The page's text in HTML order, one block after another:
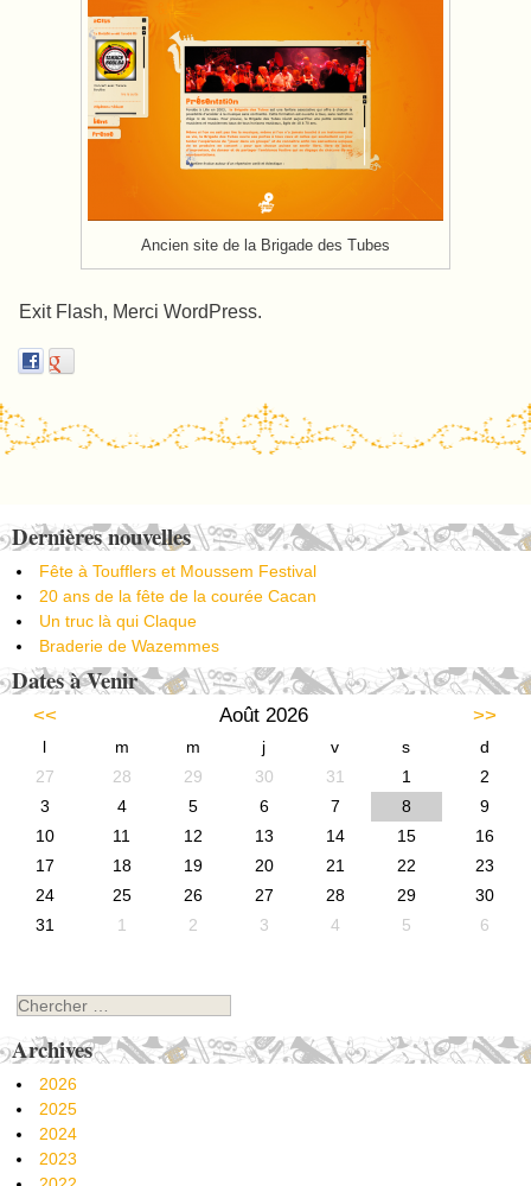
Ancien site de la Brigade des Tubes
Exit Flash, Merci WordPress.
Post navigation
Dernières nouvelles
Fête à Toufflers et Moussem Festival
20 ans de la fête de la courée Cacan
Un truc là qui Claque
Braderie de Wazemmes
Dates à Venir
<< Août 2026 >>
l m m j v s
d
27
28 29 30 31 1
2
3
4 5 6 7 8
9
10
11 12 13 14 15
16
17
18 19 20 21 22
23
24
25 26 27 28 29
30
31
1 2 3 4 5 6
Chercher
Archives
2026
2025
2024
2023